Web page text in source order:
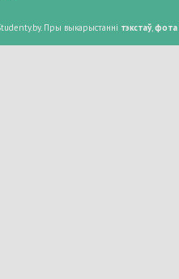
Пры выкарыстанні тэкстаў,фота